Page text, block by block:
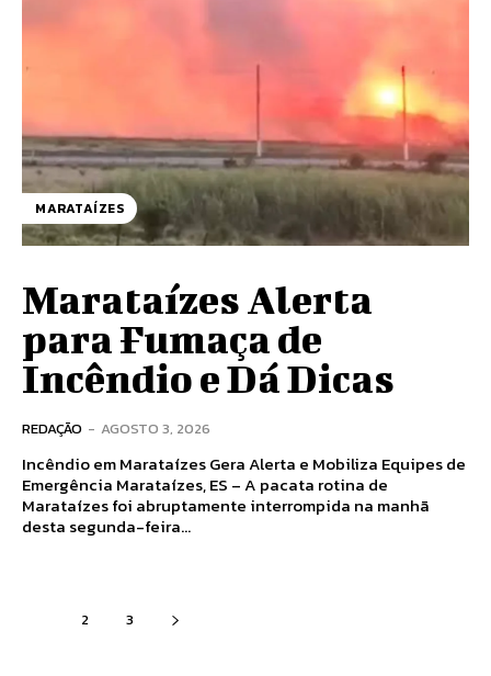
MARATAÍZES
Marataízes Alerta
para Fumaça de
Incêndio e Dá Dicas
REDAÇÃO - AGOSTO 3, 2026
Incêndio em Marataízes Gera Alerta e Mobiliza Equipes de
Emergência Marataízes, ES – A pacata rotina de
Marataízes foi abruptamente interrompida na manhã
desta segunda-feira...
2 3